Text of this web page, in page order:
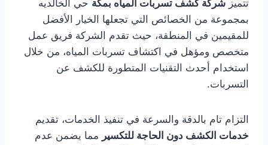
تتميز شركة كشف تسربات المياه بمكة حي الخالديه
بمجموعة من الخصائص التي تجعلها الخيار الأفضل
للمقيمين في المنطقة، حيث تقدم الشركة فريق عمل
متخصص ومؤهل في اكتشاف تسربات المياه، من خلال
استخدام أحدث التقنيات المتطورة للكشف عن
التسربات.
التزام تام بالدقة والسرعة في تنفيذ الخدمات، تقديم
خدمات الكشف دون الحاجة للتكسير مما يضمن عدم